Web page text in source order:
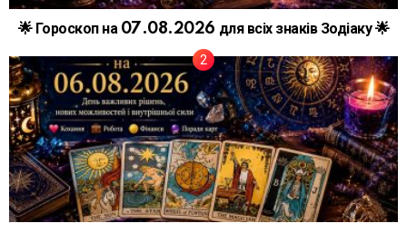
🌟 Гороскоп на 07.08.2026 для всіх знаків Зодіаку 🌟